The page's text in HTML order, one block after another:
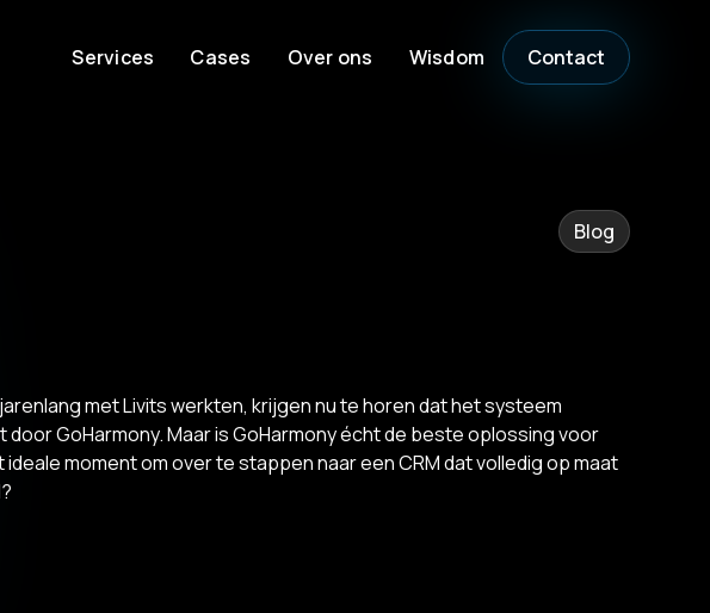
Services Cases Over ons Wisdom Contact
Blog
met Livits werkten, krijgen nu te horen dat het systeem
GoHarmony. Maar is GoHarmony écht de beste oplossing voor
moment om over te stappen naar een CRM dat volledig op maat